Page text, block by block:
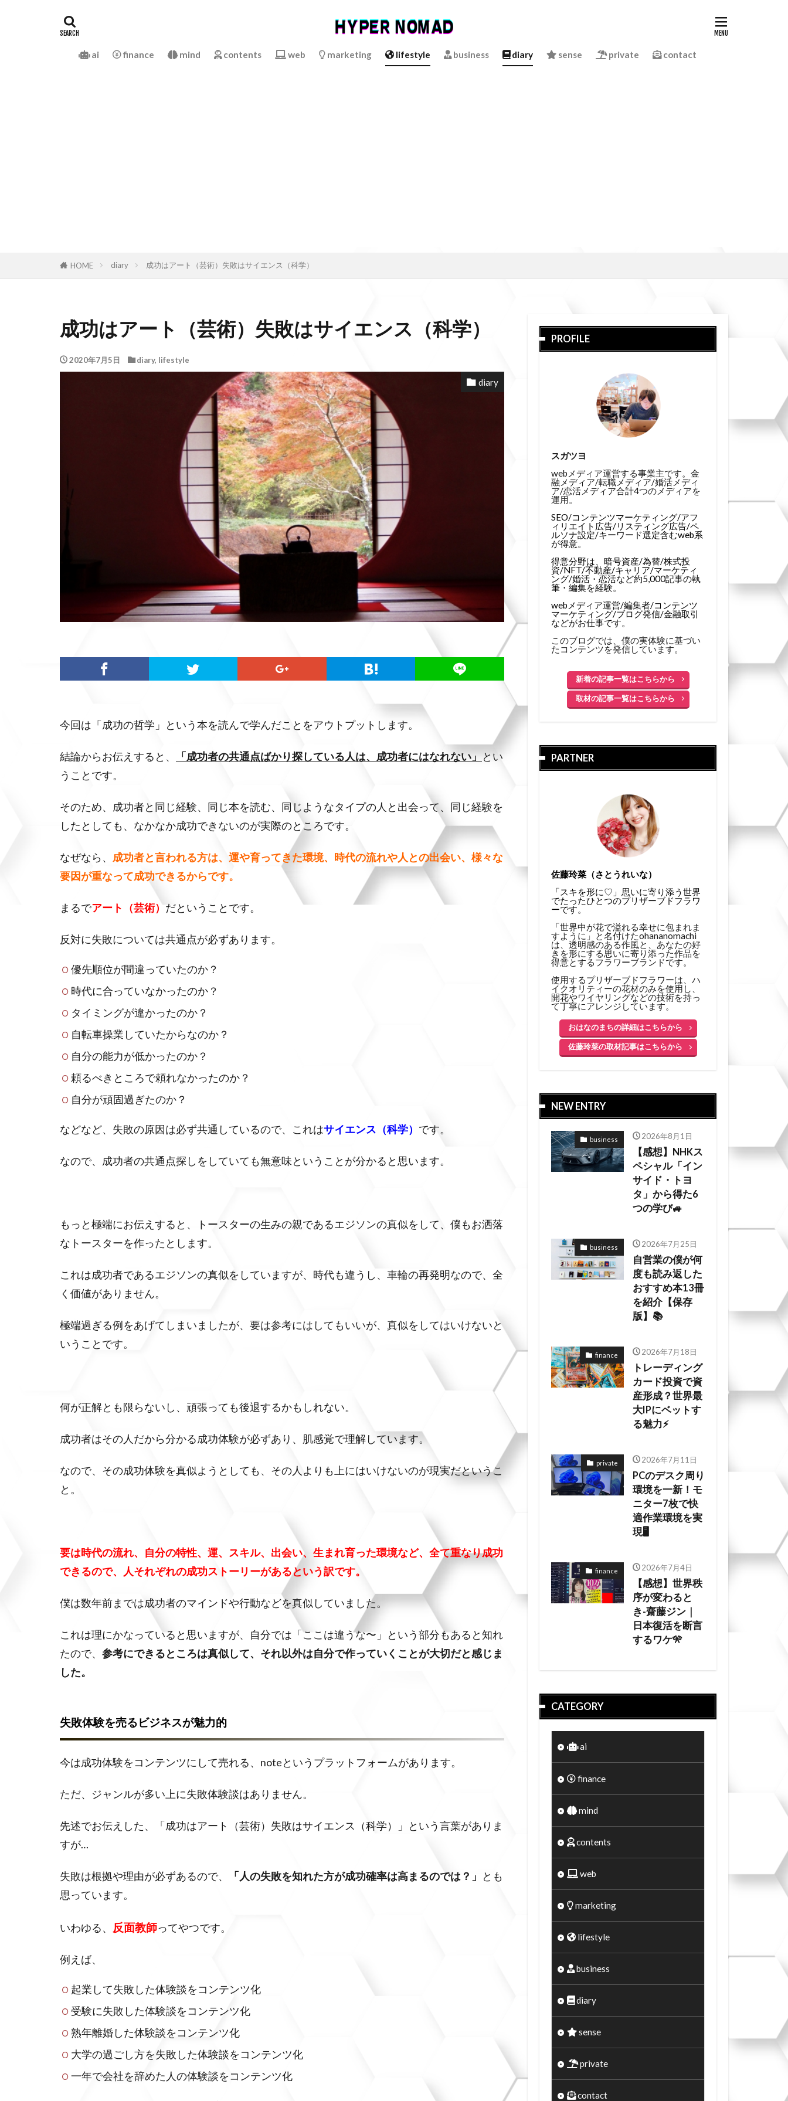
ai finance mind contents web marketing lifestyle business diary sense private contact
HOME diary 成功はアート（芸術）失敗はサイエンス（科学）
成功はアート（芸術）失敗はサイエンス（科学）
2020年7月5日 diary, lifestyle
diary
今回は「成功の哲学」という本を読んで学んだことをアウトプットします。
結論からお伝えすると、 「成功者の共通点ばかり探している人は、成功者にはなれない」
とい
うことです。
そのため、成功者と同じ経験、同じ本を読む、同じようなタイプの人と出会って、同じ経験を
したとしても、なかなか成功できないのが実際のところです。
なぜなら、 成功者と言われる方は、運や育ってきた環境、時代の流れや人との出会い、様々な
要因が重なって成功できるからです。
まるでアート（芸術） だということです。
反対に失敗については共通点が必ずあります。
優先順位が間違っていたのか？
時代に合っていなかったのか？
タイミングが違かったのか？
自転車操業していたからなのか？
自分の能力が低かったのか？
頼るべきところで頼れなかったのか？
自分が頑固過ぎたのか？
などなど、失敗の原因は必ず共通しているので、これはサイエンス（科学） です。
なので、成功者の共通点探しをしていても無意味ということが分かると思います。
もっと極端にお伝えすると、トースターの生みの親であるエジソンの真似をして、僕もお洒落
なトースターを作ったとします。
これは成功者であるエジソンの真似をしていますが、時代も違うし、車輪の再発明なので、全
く価値がありません。
極端過ぎる例をあげてしまいましたが、要は参考にはしてもいいが、真似をしてはいけないと
いうことです。
何が正解とも限らないし、頑張っても後退するかもしれない。
成功者はその人だから分かる成功体験が必ずあり、肌感覚で理解しています。
なので、その成功体験を真似ようとしても、その人よりも上にはいけないのが現実だというこ
と。
要は時代の流れ、自分の特性、運、スキル、出会い、生まれ育った環境など、全て重なり成功
できるので、人それぞれの成功ストーリーがあるという訳です。
僕は数年前までは成功者のマインドや行動などを真似していました。
これは理にかなっていると思いますが、自分では「ここは違うな〜」という部分もあると知れ
たので、 参考にできるところは真似して、それ以外は自分で作っていくことが大切だと感じま
した。
失敗体験を売るビジネスが魅力的
今は成功体験をコンテンツにして売れる、noteというプラットフォームがあります。
ただ、ジャンルが多い上に失敗体験談はありません。
先述でお伝えした、「成功はアート（芸術）失敗はサイエンス（科学）」という言葉がありま
すが…
失敗は根拠や理由が必ずあるので、 「人の失敗を知れた方が成功確率は高まるのでは？」
とも
思っています。
いわゆる、 反面教師ってやつです。
例えば、
起業して失敗した体験談をコンテンツ化
受験に失敗した体験談をコンテンツ化
熟年離婚した体験談をコンテンツ化
大学の過ごし方を失敗した体験談をコンテンツ化
一年で会社を辞めた人の体験談をコンテンツ化
PROFILE
スガツヨ
webメディア運営する事業主です。金
融メディア/転職メディア/婚活メディ
ア/恋活メディア合計4つのメディアを
運用。
SEO/コンテンツマーケティング/アフ
ィリエイト広告/リスティング広告/ペ
ルソナ設定/キーワード選定含むweb系
が得意。
得意分野は、暗号資産/為替/株式投
資/NFT/不動産/キャリア/マーケティ
ング/婚活・恋活など約5,000記事の執
筆・編集を経験。
webメディア運営/編集者/コンテンツ
マーケティング/ブログ発信/金融取引
などがお仕事です。
このブログでは、僕の実体験に基づい
たコンテンツを発信しています。
新着の記事一覧はこちらから
取材の記事一覧はこちらから
PARTNER
佐藤玲菜（さとうれいな）
「スキを形に♡」思いに寄り添う世界
でたったひとつのプリザーブドフラワ
ーです。
「世界中が花で溢れる幸せに包まれま
すように」と名付けたohananomachi
は、透明感のある作風と、あなたの好
きを形にする思いに寄り添った作品を
得意とするフラワーブランドです。
使用するプリザーブドフラワーは、ハ
イクオリティーの花材のみを使用し、
開花やワイヤリングなどの技術を持っ
て丁寧にアレンジしています。
おはなのまちの詳細はこちらから
佐藤玲菜の取材記事はこちらから
NEW ENTRY
business 2026年8月1日
【感想】NHKス
ペシャル「イン
サイド・トヨ
タ」から得た6
つの学び🚙
business 2026年7月25日
自営業の僕が何
度も読み返した
おすすめ本13冊
を紹介【保存
版】📚
finance 2026年7月18日
トレーディング
カード投資で資
産形成？世界最
大IPにベットす
る魅力⚡
private 2026年7月11日
PCのデスク周り
環境を一新！モ
ニター7枚で快
適作業環境を実
現🖥️
finance 2026年7月4日
【感想】世界秩
序が変わると
き-齋藤ジン｜
日本復活を断言
するワケ🎌
CATEGORY
ai
finance
mind
contents
web
marketing
lifestyle
business
diary
sense
private
contact